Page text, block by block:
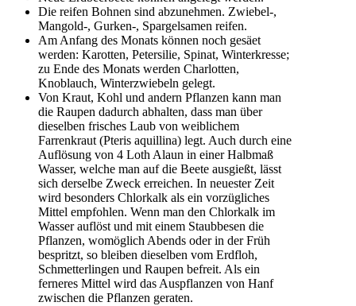
Die reifen Bohnen sind abzunehmen. Zwiebel-,
Mangold-, Gurken-, Spargelsamen reifen.
Am Anfang des Monats können noch gesäet
werden: Karotten, Petersilie, Spinat, Winterkresse;
zu Ende des Monats werden Charlotten,
Knoblauch, Winterzwiebeln gelegt.
Von Kraut, Kohl und andern Pflanzen kann man
die Raupen dadurch abhalten, dass man über
dieselben frisches Laub von weiblichem
Farrenkraut (Pteris aquillina) legt. Auch durch eine
Auflösung von 4 Loth Alaun in einer Halbmaß
Wasser, welche man auf die Beete ausgießt, lässt
sich derselbe Zweck erreichen. In neuester Zeit
wird besonders Chlorkalk als ein vorzügliches
Mittel empfohlen. Wenn man den Chlorkalk im
Wasser auflöst und mit einem Staubbesen die
Pflanzen, womöglich Abends oder in der Früh
bespritzt, so bleiben dieselben vom Erdfloh,
Schmetterlingen und Raupen befreit. Als ein
ferneres Mittel wird das Auspflanzen von Hanf
zwischen die Pflanzen geraten.